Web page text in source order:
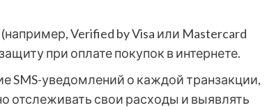
Verified by Visa или Mastercard
при оплате покупок в интернете.
SMS-уведомлений о каждой транзакции,
отслеживать свои расходы и выявлять